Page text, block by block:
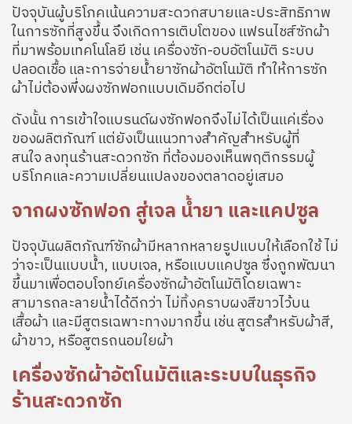
ปัจจุบันผู้บริโภคเน้นความสะดวกสบายและประสิทธิภาพ
ในการซักที่สูงขึ้น จึงเกิดการเติบโตของ แฟรนไชส์ซักผ้า
ที่มาพร้อมเทคโนโลยี เช่น เครื่องซัก-อบอัตโนมัติ ระบบ
ปลอดเชื้อ และการจ่ายน้ำยาซักผ้าอัตโนมัติ ทำให้การซัก
ผ้าไม่ต้องพึ่งผงซักฟอกแบบเดิมอีกต่อไป
ดังนั้น การเข้าใจแบรนด์ผงซักฟอกจึงไม่ได้เป็นแค่เรื่อง
ของผลิตภัณฑ์ แต่ยังเป็นแนวทางสำคัญสำหรับผู้ที่
สนใจ ลงทุนร้านสะดวกซัก ที่ต้องมองเห็นพฤติกรรมผู้
บริโภคและความเปลี่ยนแปลงของตลาดอยู่เสมอ
จากผงซักฟอก สู่เจล น้ำยา และแคปซูล
ปัจจุบันผลิตภัณฑ์ซักผ้ามีหลากหลายรูปแบบให้เลือกใช้ ไม่
ว่าจะเป็นแบบน้ำ, แบบเจล, หรือแบบแคปซูล ซึ่งถูกพัฒนา
ขึ้นมาเพื่อตอบโจทย์เครื่องซักผ้าอัตโนมัติโดยเฉพาะ
สามารถละลายน้ำได้ดีกว่า ไม่ทิ้งคราบผงสีขาวไว้บน
เสื้อผ้า และมีสูตรเฉพาะทางมากขึ้น เช่น สูตรสำหรับผ้าสี,
ผ้าขาว, หรือสูตรถนอมใยผ้า
เครื่องซักผ้าอัตโนมัติและระบบในธุรกิจ
ร้านสะดวกซัก